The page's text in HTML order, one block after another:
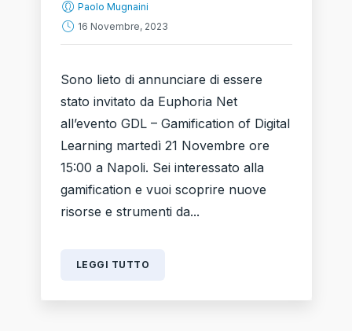
Paolo Mugnaini
16 Novembre, 2023
Sono lieto di annunciare di essere
stato invitato da Euphoria Net
all’evento GDL – Gamification of Digital
Learning martedì 21 Novembre ore
15:00 a Napoli. Sei interessato alla
gamification e vuoi scoprire nuove
risorse e strumenti da...
LEGGI TUTTO